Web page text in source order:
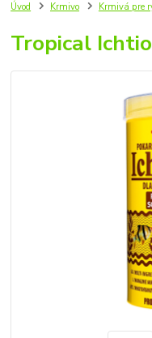
Úvod Krmivo Krmivá pre
Tropical